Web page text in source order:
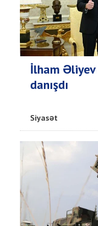
İlham Əliyev
danışdı
Siyasət